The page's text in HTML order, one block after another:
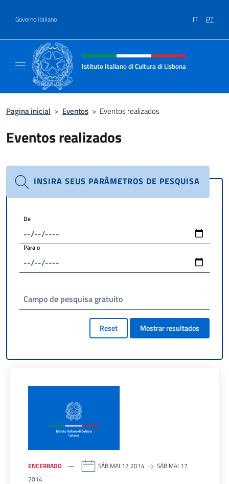
Governo italiano IT PT
Site, social e cabeçalho do menu
Istituto Italiano di Cultura di Lisbona
Pagina inicial > Eventos > Eventos realizados
Eventos realizados
INSIRA SEUS PARÂMETROS DE PESQUISA
De
Para o
Campo de pesquisa gratuito
Reset Mostrar resultados
ENCERRADO SÁB MAI 17 2014
SÁB MAI 17
2014